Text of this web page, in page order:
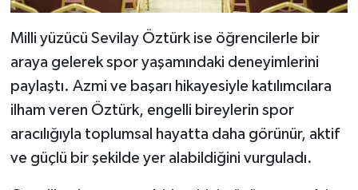
Milli yüzücü Sevilay Öztürk ise öğrencilerle bir
araya gelerek spor yaşamındaki deneyimlerini
paylaştı. Azmi ve başarı hikayesiyle katılımcılara
ilham veren Öztürk, engelli bireylerin spor
aracılığıyla toplumsal hayatta daha görünür, aktif
ve güçlü bir şekilde yer alabildiğini vurguladı.